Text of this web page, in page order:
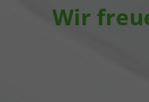
Wir